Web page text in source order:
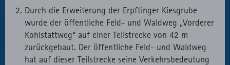
Durch die Erweiterung der Erpftinger Kiesgrube
wurde der öffentliche Feld- und Waldweg „Vorderer
Kohlstattweg“ auf einer Teilstrecke von 42 m
zurückgebaut. Der öffentliche Feld- und Waldweg
hat auf dieser Teilstrecke seine Verkehrsbedeutung